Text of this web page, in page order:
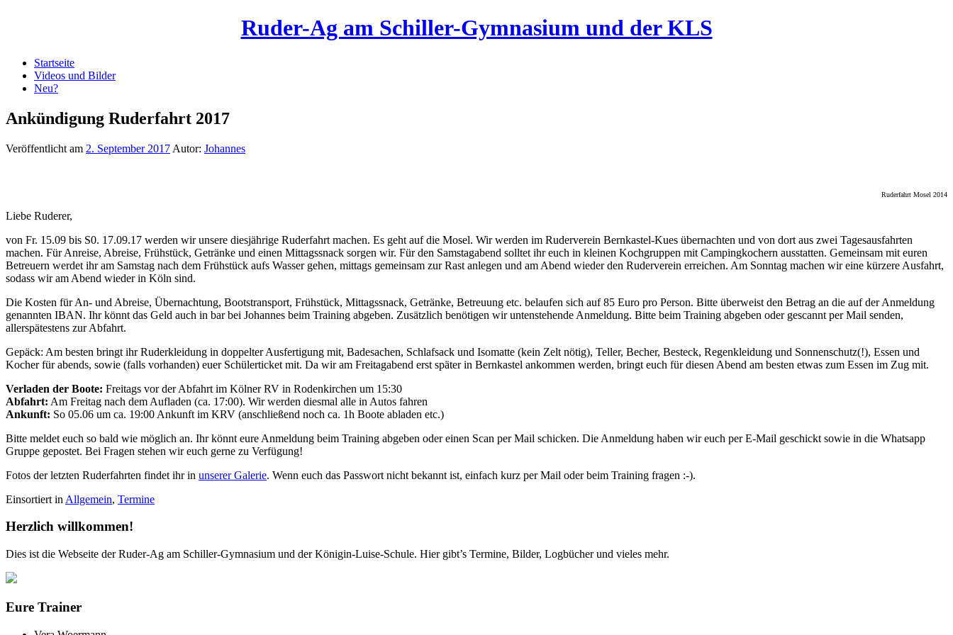
Ruder-Ag am Schiller-Gymnasium und der KLS
Startseite
Videos und Bilder
Neu?
Ankündigung Ruderfahrt 2017
Veröffentlicht am 2. September 2017 Autor: Johannes
Ruderfahrt Mosel 2014
Liebe Ruderer,
von Fr. 15.09 bis S0. 17.09.17 werden wir unsere diesjährige Ruderfahrt machen. Es geht auf die Mosel. Wir werden im Ruderverein Bernkastel-Kues übernachten und von dort aus zwei Tagesausfahrten
machen. Für Anreise, Abreise, Frühstück, Getränke und einen Mittagssnack sorgen wir. Für den Samstagabend solltet ihr euch in kleinen Kochgruppen mit Campingkochern ausstatten. Gemeinsam mit euren
Betreuern werdet ihr am Samstag nach dem Frühstück aufs Wasser gehen, mittags gemeinsam zur Rast anlegen und am Abend wieder den Ruderverein erreichen. Am Sonntag machen wir eine kürzere Ausfahrt,
sodass wir am Abend wieder in Köln sind.
Die Kosten für An- und Abreise, Übernachtung, Bootstransport, Frühstück, Mittagssnack, Getränke, Betreuung etc. belaufen sich auf 85 Euro pro Person. Bitte überweist den Betrag an die auf der Anmeldung
genannten IBAN. Ihr könnt das Geld auch in bar bei Johannes beim Training abgeben. Zusätzlich benötigen wir untenstehende Anmeldung. Bitte beim Training abgeben oder gescannt per Mail senden,
allerspätestens zur Abfahrt.
Gepäck: Am besten bringt ihr Ruderkleidung in doppelter Ausfertigung mit, Badesachen, Schlafsack und Isomatte (kein Zelt nötig), Teller, Becher, Besteck, Regenkleidung und Sonnenschutz(!), Essen und
Kocher für abends, sowie (falls vorhanden) euer Schülerticket mit. Da wir am Freitagabend erst später in Bernkastel ankommen werden, bringt euch für diesen Abend am besten etwas zum Essen im Zug mit.
Verladen der Boote: Freitags vor der Abfahrt im Kölner RV in Rodenkirchen um 15:30
Abfahrt: Am Freitag nach dem Aufladen (ca. 17:00). Wir werden diesmal alle in Autos fahren
Ankunft: So 05.06 um ca. 19:00 Ankunft im KRV (anschließend noch ca. 1h Boote abladen etc.)
Bitte meldet euch so bald wie möglich an. Ihr könnt eure Anmeldung beim Training abgeben oder einen Scan per Mail schicken. Die Anmeldung haben wir euch per E-Mail geschickt sowie in die Whatsapp
Gruppe gepostet. Bei Fragen stehen wir euch gerne zu Verfügung!
Fotos der letzten Ruderfahrten findet ihr in unserer Galerie. Wenn euch das Passwort nicht bekannt ist, einfach kurz per Mail oder beim Training fragen :-).
Einsortiert in Allgemein, Termine
Herzlich willkommen!
Dies ist die Webseite der Ruder-Ag am Schiller-Gymnasium und der Königin-Luise-Schule. Hier gibt’s Termine, Bilder, Logbücher und vieles mehr.
Eure Trainer